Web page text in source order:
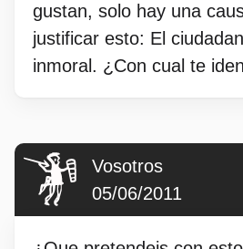
gustan, solo hay una
justificar esto: El
inmoral. ¿Con cual te
Vosotros
05/06/2011